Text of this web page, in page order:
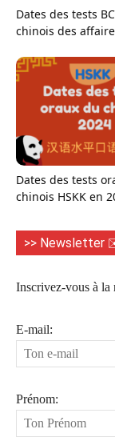
Dates des tests
chinois des
Dates des tests
chinois HSKK en
>> Newsletter
Inscrivez-vous à la
E-mail:
Prénom: